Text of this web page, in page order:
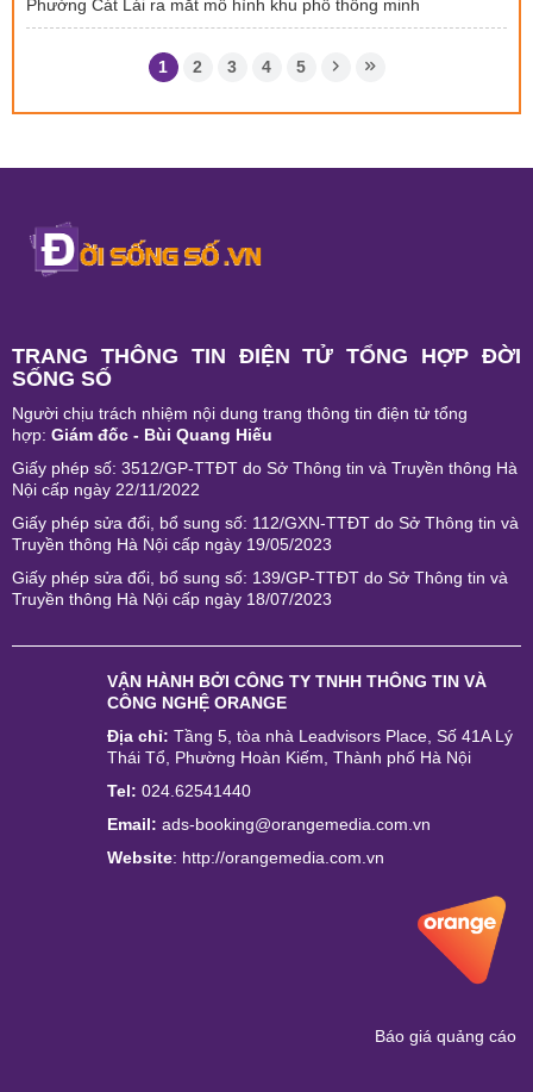
Phường Cát Lái ra mắt mô hình khu phố thông minh
1 2 3 4 5
TRANG THÔNG TIN ĐIỆN TỬ TỔNG HỢP ĐỜI
SỐNG SỐ
Người chịu trách nhiệm nội dung trang thông tin điện tử tổng
hợp: Giám đốc - Bùi Quang Hiếu
Giấy phép số: 3512/GP-TTĐT do Sở Thông tin và Truyền thông Hà
Nội cấp ngày 22/11/2022
Giấy phép sửa đổi, bổ sung số: 112/GXN-TTĐT do Sở Thông tin và
Truyền thông Hà Nội cấp ngày 19/05/2023
Giấy phép sửa đổi, bổ sung số: 139/GP-TTĐT do Sở Thông tin và
Truyền thông Hà Nội cấp ngày 18/07/2023
VẬN HÀNH BỞI CÔNG TY TNHH THÔNG TIN VÀ
CÔNG NGHỆ ORANGE
Địa chỉ: Tầng 5, tòa nhà Leadvisors Place, Số 41A Lý
Thái Tổ, Phường Hoàn Kiếm, Thành phố Hà Nội
Tel: 024.62541440
Email: ads-booking@orangemedia.com.vn
Website: http://orangemedia.com.vn
Báo giá quảng cáo